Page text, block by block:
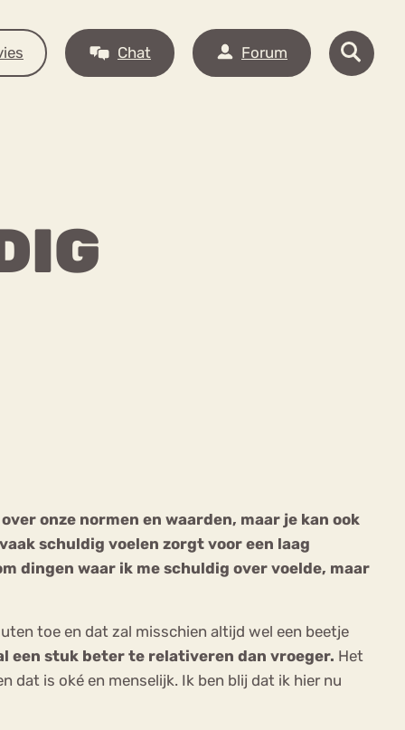
Chat Forum
onze normen en waarden, maar je kan ook
schuldig voelen zorgt voor een laag
dingen waar ik me schuldig over voelde, maar
toe en dat zal misschien altijd wel een beetje
een stuk beter te relativeren dan vroeger. Het
dat is oké en menselijk. Ik ben blij dat ik hier nu
Sport Trauma